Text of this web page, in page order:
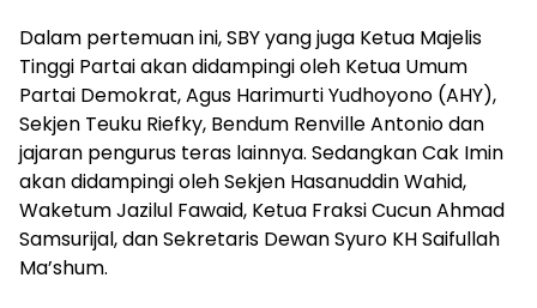
Dalam pertemuan ini, SBY yang juga Ketua Majelis
Tinggi Partai akan didampingi oleh Ketua Umum
Partai Demokrat, Agus Harimurti Yudhoyono (AHY),
Sekjen Teuku Riefky, Bendum Renville Antonio dan
jajaran pengurus teras lainnya. Sedangkan Cak Imin
akan didampingi oleh Sekjen Hasanuddin Wahid,
Waketum Jazilul Fawaid, Ketua Fraksi Cucun Ahmad
Samsurijal, dan Sekretaris Dewan Syuro KH Saifullah
Ma’shum.